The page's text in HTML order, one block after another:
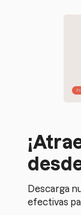
Descarga
efectivas